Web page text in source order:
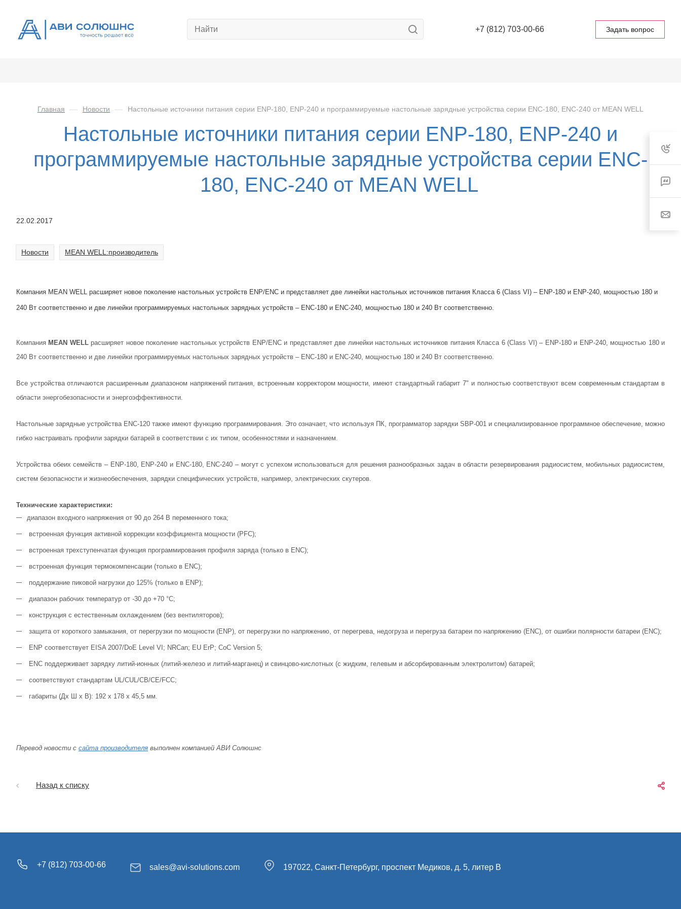
+7 (812) 703-00-66 Задать вопрос
Главная — Новости — Настольные источники питания серии ENP-180, ENP-240 и программируемые настольные зарядные устройства серии ENC-180, ENC-240 от MEAN WELL
Настольные источники питания серии ENP-180, ENP-240 и
программируемые настольные зарядные устройства серии ENC-
180, ENC-240 от MEAN WELL
22.02.2017
Новости MEAN WELL:производитель
Компания MEAN WELL расширяет новое поколение настольных устройств ENP/ENC и представляет две линейки настольных источников питания Класса 6 (Class VI) – ENP-180 и ENP-240, мощностью 180 и
240 Вт соответственно и две линейки программируемых настольных зарядных устройств – ENC-180 и ENC-240, мощностью 180 и 240 Вт соответственно.
Компания MEAN WELLрасширяет новое поколение настольных устройств ENP/ENC и представляет две линейки настольных источников питания Класса 6 (Class VI) – ENP-180 и ENP-240, мощностью 180 и
240 Вт соответственно и две линейки программируемых настольных зарядных устройств – ENC-180 и ENC-240, мощностью 180 и 240 Вт соответственно.
Все устройства отличаются расширенным диапазоном напряжений питания, встроенным корректором мощности, имеют стандартный габарит 7" и полностью соответствуют всем современным стандартам в
области энергобезопасности и энергоэффективности.
Настольные зарядные устройства ENC-120 также имеют функцию программирования. Это означает, что используя ПК, программатор зарядки SBP-001 и специализированное программное обеспечение, можно
гибко настраивать профили зарядки батарей в соответствии с их типом, особенностями и назначением.
Устройства обеих семейств – ENP-180, ENP-240 и ENC-180, ENC-240 – могут с успехом использоваться для решения разнообразных задач в области резервирования радиосистем, мобильных радиосистем,
систем безопасности и жизнеобеспечения, зарядки специфических устройств, например, электрических скутеров.
Технические характеристики:
диапазон входного напряжения от 90 до 264 В переменного тока;
встроенная функция активной коррекции коэффициента мощности (PFC);
встроенная трехступенчатая функция программирования профиля заряда (только в ENC);
встроенная функция термокомпенсации (только в ENC);
поддержание пиковой нагрузки до 125% (только в ENP);
диапазон рабочих температур от -30 до +70 °С;
конструкция с естественным охлаждением (без вентиляторов);
защита от короткого замыкания, от перегрузки по мощности (ENP), от перегрузки по напряжению, от перегрева, недогруза и перегруза батареи по напряжению (ENC), от ошибки полярности батареи (ENC);
ENP соответствует EISA 2007/DoE Level VI; NRCan; EU ErP; CoC Version 5;
ENC поддерживает зарядку литий-ионных (литий-железо и литий-марганец) и свинцово-кислотных (с жидким, гелевым и абсорбированным электролитом) батарей;
соответствуют стандартам UL/CUL/CB/CE/FCC;
габариты (Дх Ш x В): 192 x 178 х 45,5 мм.
Перевод новости с сайта производителя выполнен компанией АВИ Солюшнс
Назад к списку
+7 (812) 703-00-66 sales@avi-solutions.com 197022, Санкт-Петербург, проспект Медиков, д. 5, литер В